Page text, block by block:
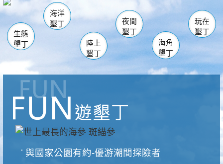
南仁湖
海生館
恆春 佳樂水
龍鑾潭自然中心 森林遊樂區
瓊麻館
關山 墾管處遊客中心
社頂公園 風吹沙
船帆石
白砂 龍磐公園
香蕉灣
砂島
鵝鑾鼻
生態
墾丁
海洋
墾丁
陸上
墾丁
夜間
墾丁
海角
墾丁
玩在
墾丁
與國家公園有約-優游潮間探險者